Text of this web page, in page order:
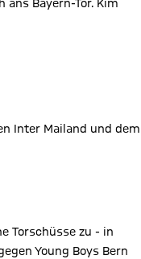
Bayern-Tor. Kim
Inter Mailand und dem
Torschüsse zu - in
Young Boys Bern